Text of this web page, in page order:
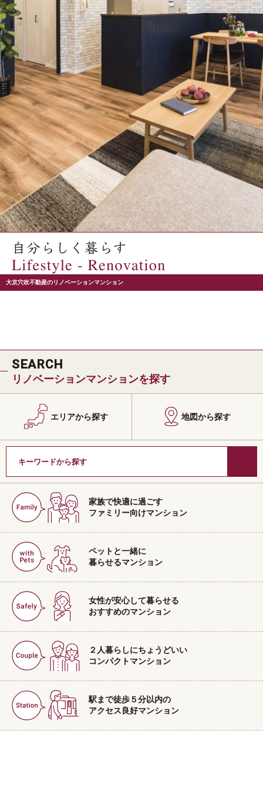
大京穴吹不動産のリノベーションマンション
SEARCH
リノベーションマンションを探す
エリアから探す 地図から探す
家族で快適に過ごす
ファミリー向けマンション
ペットと一緒に
暮らせるマンション
女性が安心して暮らせる
おすすめのマンション
２人暮らしにちょうどいい
コンパクトマンション
駅まで徒歩５分以内の
アクセス良好マンション